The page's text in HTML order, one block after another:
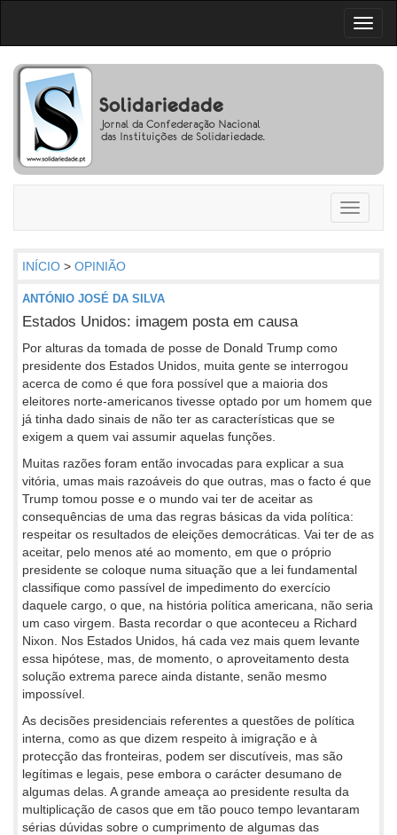
Toggle
INÍCIO > OPINIÃO
ANTÓNIO JOSÉ DA SILVA
Estados Unidos: imagem posta em causa
Por alturas da tomada de posse de Donald Trump como
presidente dos Estados Unidos, muita gente se interrogou
acerca de como é que fora possível que a maioria dos
eleitores norte-americanos tivesse optado por um homem que
já tinha dado sinais de não ter as características que se
exigem a quem vai assumir aquelas funções.
Muitas razões foram então invocadas para explicar a sua
vitória, umas mais razoáveis do que outras, mas o facto é que
Trump tomou posse e o mundo vai ter de aceitar as
consequências de uma das regras básicas da vida política:
respeitar os resultados de eleições democráticas. Vai ter de as
aceitar, pelo menos até ao momento, em que o próprio
presidente se coloque numa situação que a lei fundamental
classifique como passível de impedimento do exercício
daquele cargo, o que, na história política americana, não seria
um caso virgem. Basta recordar o que aconteceu a Richard
Nixon. Nos Estados Unidos, há cada vez mais quem levante
essa hipótese, mas, de momento, o aproveitamento desta
solução extrema parece ainda distante, senão mesmo
impossível.
As decisões presidenciais referentes a questões de política
interna, como as que dizem respeito à imigração e à
protecção das fronteiras, podem ser discutíveis, mas são
legítimas e legais, pese embora o carácter desumano de
algumas delas. A grande ameaça ao presidente resulta da
multiplicação de casos que em tão pouco tempo levantaram
sérias dúvidas sobre o cumprimento de algumas das